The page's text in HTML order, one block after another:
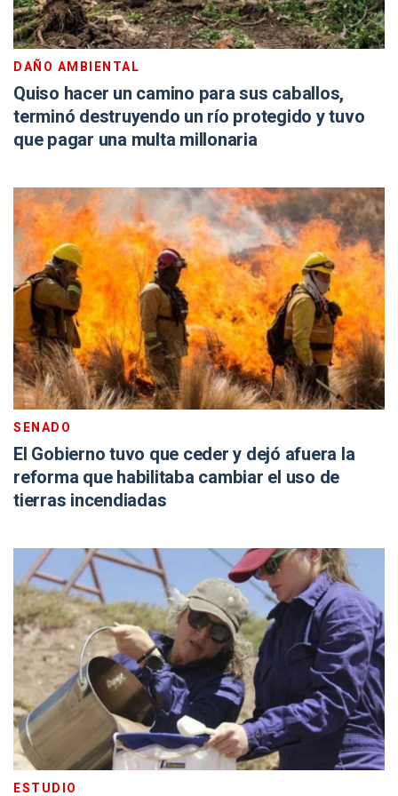
DAÑO AMBIENTAL
Quiso hacer un camino para sus caballos,
terminó destruyendo un río protegido y tuvo
que pagar una multa millonaria
SENADO
El Gobierno tuvo que ceder y dejó afuera la
reforma que habilitaba cambiar el uso de
tierras incendiadas
ESTUDIO